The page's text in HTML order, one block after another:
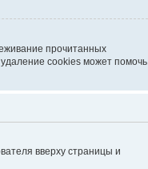
прочитанных
cookies может помочь.
вверху страницы и